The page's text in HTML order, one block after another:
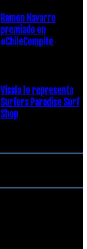
Ramon Navarro
premiado en
#ChileCompite
Vissla lo representa
Surfers Paradise Surf
Shop